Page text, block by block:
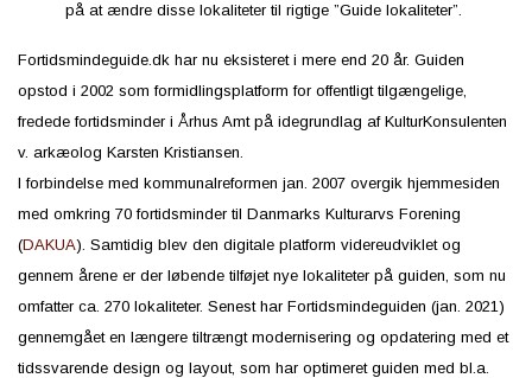
på at ændre disse lokaliteter til rigtige ”Guide lokaliteter”.
Fortidsmindeguide.dk har nu eksisteret i mere end 20 år. Guiden
opstod i 2002 som formidlingsplatform for offentligt tilgængelige,
fredede fortidsminder i Århus Amt på idegrundlag af KulturKonsulenten
v. arkæolog Karsten Kristiansen.
I forbindelse med kommunalreformen jan. 2007 overgik hjemmesiden
med omkring 70 fortidsminder til Danmarks Kulturarvs Forening
(DAKUA). Samtidig blev den digitale platform videreudviklet og
gennem årene er der løbende tilføjet nye lokaliteter på guiden, som nu
omfatter ca. 270 lokaliteter. Senest har Fortidsmindeguiden (jan. 2021)
gennemgået en længere tiltrængt modernisering og opdatering med et
tidssvarende design og layout, som har optimeret guiden med bl.a.